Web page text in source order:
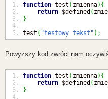
function test ( zmienna) {
return $defined (
}
test ( "testowy tekst" ) ;
Powyższy kod zwróci nam
function test ( zmienna) {
return $defined (
}